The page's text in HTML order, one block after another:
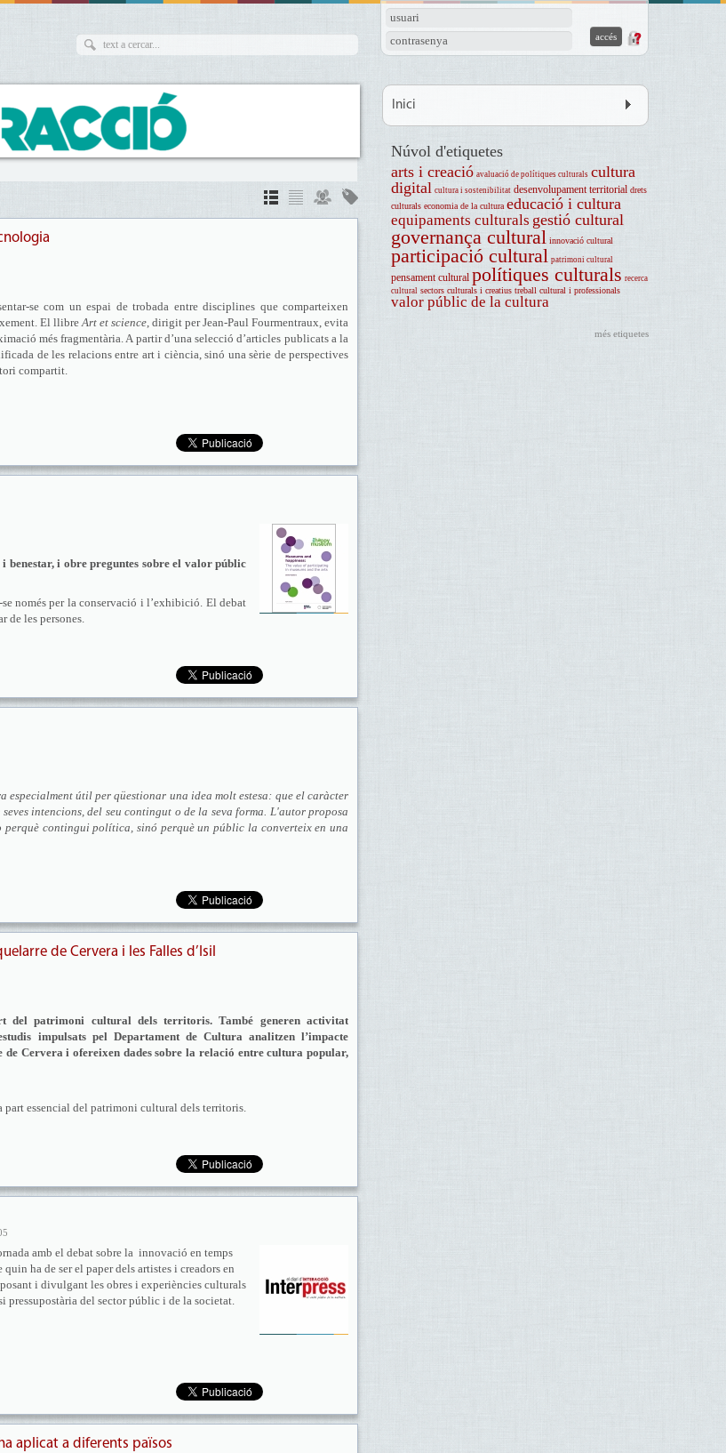
usuari
contrasenya
se com un espai de trobada entre disciplines que comparteixen
El llibreArt et science, dirigit per Jean-Paul Fourmentraux, evita
més fragmentària. A partir d’una selecció d’articles publicats a la
de les relacions entre art i ciència, sinó una sèrie de perspectives
compartit.
i obre preguntes sobre el valor públic
només per la conservació i l’exhibició. El debat
de les persones.
especialment útil per qüestionar una idea molt estesa: que el caràcter
intencions, del seu contingut o de la seva forma. L'autor proposa
contingui política, sinó perquè un públic la converteix en una
de Cervera i les Falles d’Isil
del patrimoni cultural dels territoris. També generen activitat
impulsats pel Departament de Cultura analitzen l’impacte
de Cervera i ofereixen dades sobre la relació entre cultura popular,
essencial del patrimoni cultural dels territoris.
amb el debat sobre la innovació en temps
ha de ser el paper dels artistes i creadors en
i divulgant les obres i experiències culturals
pressupostària del sector públic i de la societat.
aplicat a diferents països
Inici
Núvol d'etiquetes
arts i creació avaluació de polítiques culturals cultura
digital cultura i sostenibilitat desenvolupament territorial drets
culturals economia de la cultura educació i cultura
equipaments culturals gestió cultural
governança cultural innovació cultural
participació cultural patrimoni cultural
pensament cultural polítiques culturals recerca
cultural sectors culturals i creatius treball cultural i professionals
valor públic de la cultura
més etiquetes